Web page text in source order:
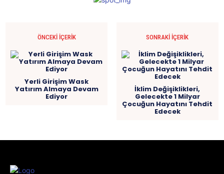
ÖNCEKI İÇERIK
Yerli Girişim Wask
Yatırım Almaya Devam
Ediyor
SONRAKI İÇERIK
İklim Değişiklikleri,
Gelecekte 1 Milyar
Çocuğun Hayatını Tehdit
Edecek